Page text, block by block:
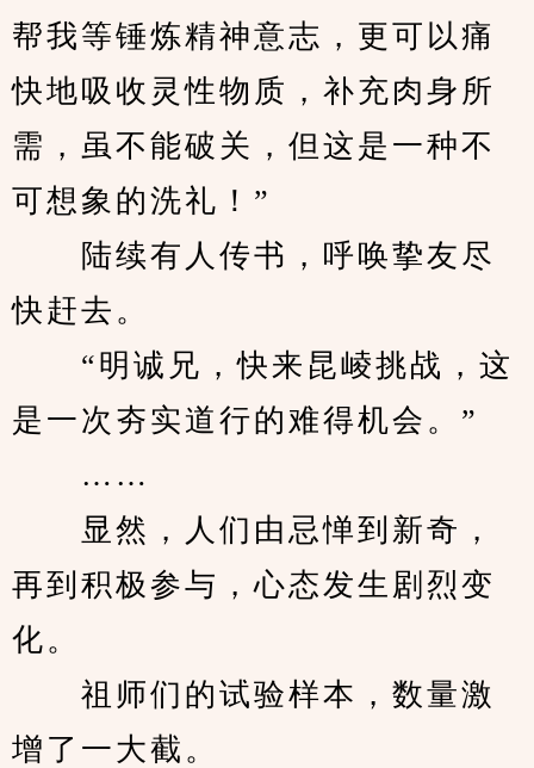
帮我等锤炼精神意志，更可以痛
快地吸收灵性物质，补充肉身所
需，虽不能破关，但这是一种不
可想象的洗礼！”
陆续有人传书，呼唤挚友尽
快赶去。
“明诚兄，快来昆崚挑战，这
是一次夯实道行的难得机会。”
……
显然，人们由忌惮到新奇，
再到积极参与，心态发生剧烈变
化。
祖师们的试验样本，数量激
增了一大截。